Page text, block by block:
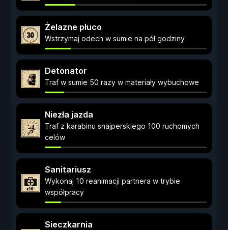
Żelazne płuco
Wstrzymaj odech w sumie na pół godziny
Detonator
Traf w sumie 50 razy w materiały wybuchowe
Niezła jazda
Traf z karabinu snajperskiego 100 ruchomych
celów
Sanitariusz
Wykonaj 10 reanimacji partnera w trybie
współpracy
Sieczkarnia